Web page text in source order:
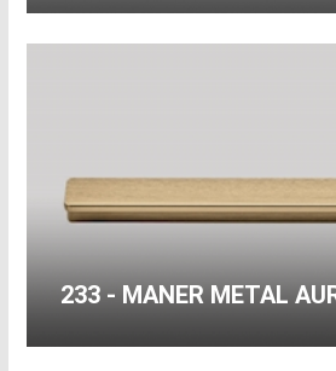
233 - MANER METAL